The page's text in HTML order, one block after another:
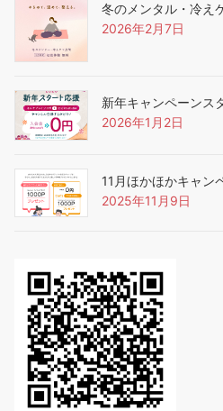
冬のメンタル・冷え
2026年2月7日
新年キャンペーンス
2026年1月2日
11月ほかほかキャン
2025年11月9日